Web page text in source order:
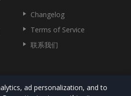
Changelog
Terms of Service
联系我们
ad personalization, and to